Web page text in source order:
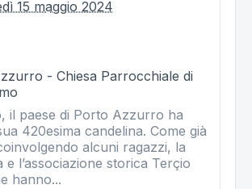
15 maggio 2024
- Chiesa Parrocchiale di
il paese di Porto Azzurro ha
420esima candelina. Come già
alcuni ragazzi, la
e l’associazione storica Terçio
hanno...